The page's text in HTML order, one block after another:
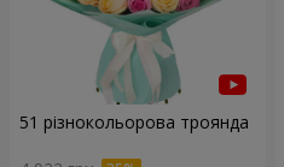
51 різнокольорова троянда